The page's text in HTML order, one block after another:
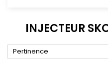
INJECTEUR
Pertinence